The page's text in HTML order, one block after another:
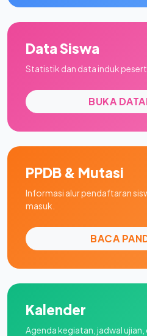
Data Siswa
Statistik dan data induk
BUKA
PPDB & Mutasi
Informasi alur pendaftaran
masuk.
BACA
Kalender
Agenda kegiatan, jadwal ujian,